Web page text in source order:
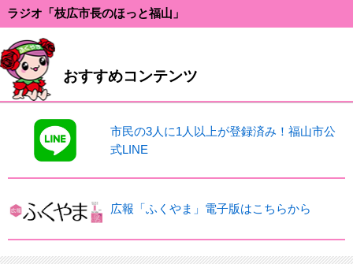
ラジオ「枝広市長のほっと福山」
おすすめコンテンツ
市民の3人に1人以上が登録済み！福山市公
式LINE
広報「ふくやま」電子版はこちらから